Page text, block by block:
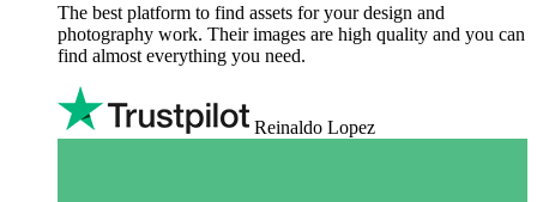
The best platform to find assets for your design and
photography work. Their images are high quality and you can
find almost everything you need.
Reinaldo Lopez